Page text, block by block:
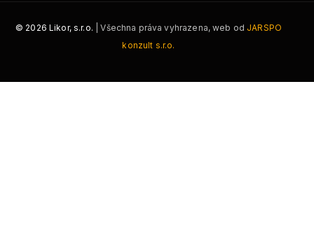
© 2026 Likor, s.r.o. | Všechna práva vyhrazena, web od JARSPO
konzult s.r.o.